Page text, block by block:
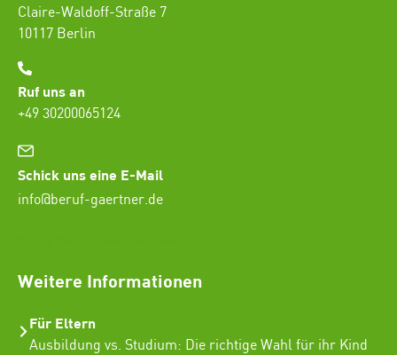
Claire-Waldoff-Straße 7
10117 Berlin
Ruf uns an
+49 30200065124
Schick uns eine E-Mail
info@beruf-gaertner.de
Weitere Informationen
Für Eltern
Ausbildung vs. Studium: Die richtige Wahl für ihr Kind